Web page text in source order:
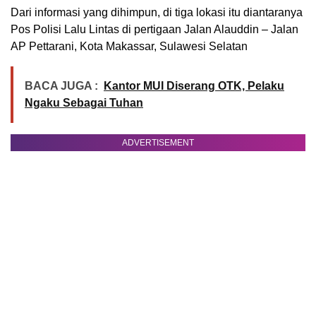
Dari informasi yang dihimpun, di tiga lokasi itu diantaranya
Pos Polisi Lalu Lintas di pertigaan Jalan Alauddin – Jalan
AP Pettarani, Kota Makassar, Sulawesi Selatan
BACA JUGA :
Kantor MUI Diserang OTK, Pelaku
Ngaku Sebagai Tuhan
ADVERTISEMENT